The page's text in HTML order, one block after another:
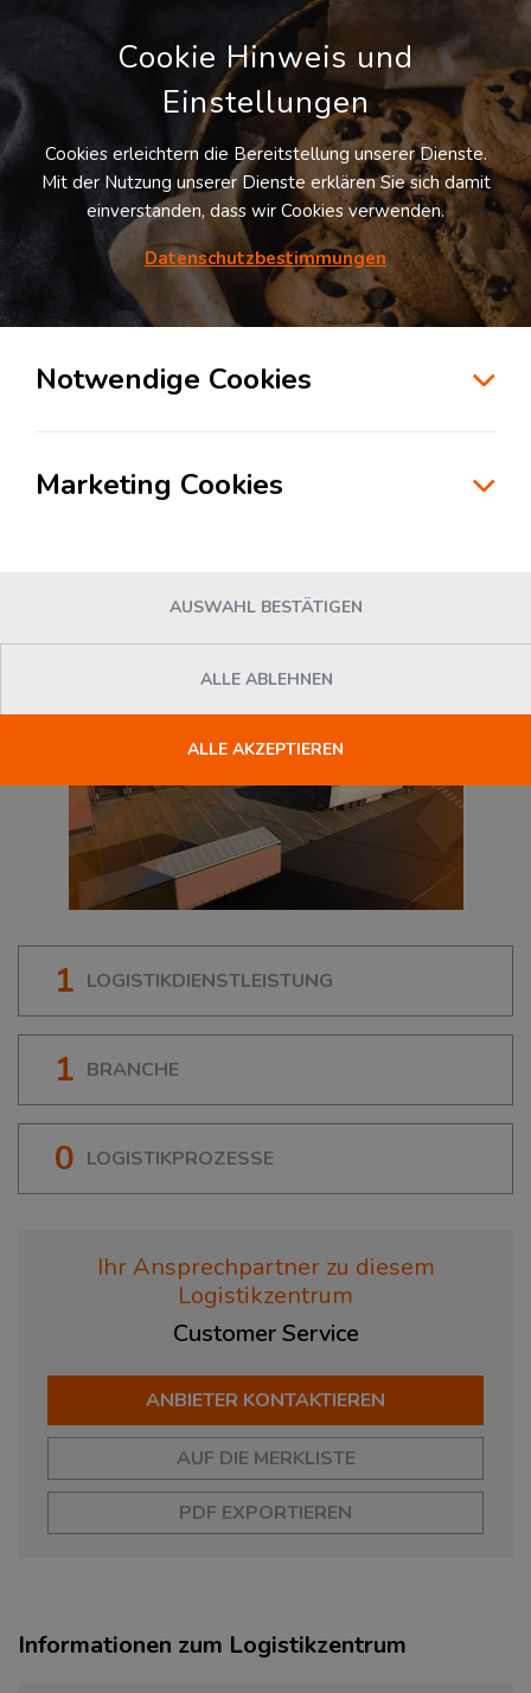
Möchten Sie diesen Suchauftrag
speichern und automatisch über neue
Standorte informiert werden?
in der Branche Konsumgüterindustrie in
Bremerhaven
1 LOGISTIKDIENSTLEISTUNG
1 BRANCHE
0 LOGISTIKPROZESSE
Ihr Ansprechpartner zu diesem
Logistikzentrum
Customer Service
ANBIETER KONTAKTIEREN
AUF DIE MERKLISTE
PDF EXPORTIEREN
Informationen zum Logistikzentrum
Cookie Hinweis und
Einstellungen
Cookies erleichtern die Bereitstellung unserer Dienste.
Mit der Nutzung unserer Dienste erklären Sie sich damit
einverstanden, dass wir Cookies verwenden.
Datenschutzbestimmungen
Notwendige Cookies
Marketing Cookies
AUSWAHL BESTÄTIGEN
ALLE ABLEHNEN
ALLE AKZEPTIEREN